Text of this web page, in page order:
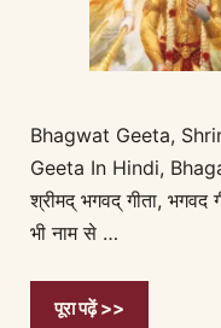
Bhagwat Geeta,
Geeta In Hindi,
श्रीमद् भगवद् गीता, भगवद
भी नाम से …
पूरा पढ़ें >>